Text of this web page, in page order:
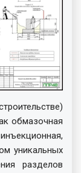
обмазочная
уникальных
разделов